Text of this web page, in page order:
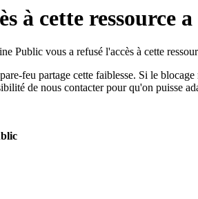
à cette ressource
Public vous a refusé l'accès à cette
feu partage cette faiblesse. Si le
de nous contacter pour qu'on puisse